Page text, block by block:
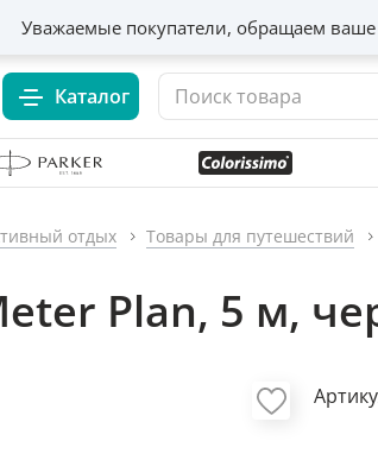
Уважаемые покупатели, обращаем
Каталог
отдых Товары для путешествий
Plan, 5 м,